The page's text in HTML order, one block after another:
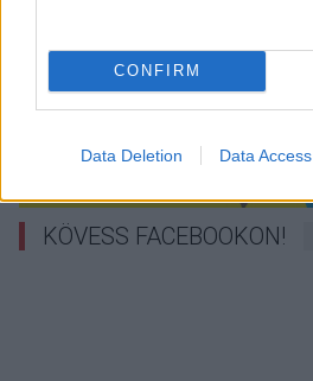
CONFIRM
Data Deletion Data Access
KÖVESS FACEBOOKON!